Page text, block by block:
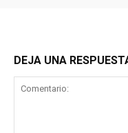
DEJA UNA